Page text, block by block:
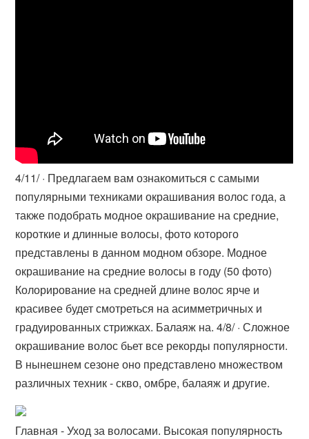
4/11/ · Предлагаем вам ознакомиться с самыми
популярными техниками окрашивания волос года, а
также подобрать модное окрашивание на средние,
короткие и длинные волосы, фото которого
представлены в данном модном обзоре. Модное
окрашивание на средние волосы в году (50 фото)
Колорирование на средней длине волос ярче и
красивее будет смотреться на асимметричных и
градуированных стрижках. Балаяж на. 4/8/ · Сложное
окрашивание волос бьет все рекорды популярности.
В нынешнем сезоне оно представлено множеством
различных техник - скво, омбре, балаяж и другие.
Главная - Уход за волосами. Высокая популярность